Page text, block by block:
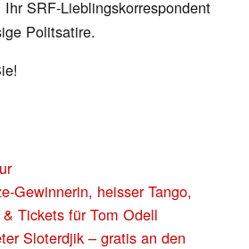
Ihr SRF-Lieblingskorrespondent
Politsatire.
Gewinnerin, heisser Tango,
Tickets für Tom Odell
Sloterdjik – gratis an den